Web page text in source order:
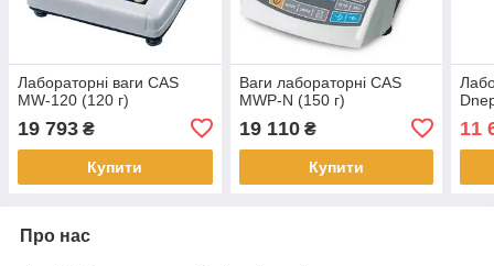
Лабораторні ваги CAS
MW-120 (120 г)
19 793 ₴
Купити
Ваги лабораторні CAS
MWP-N (150 г)
19 110₴
Купити
11
Про нас